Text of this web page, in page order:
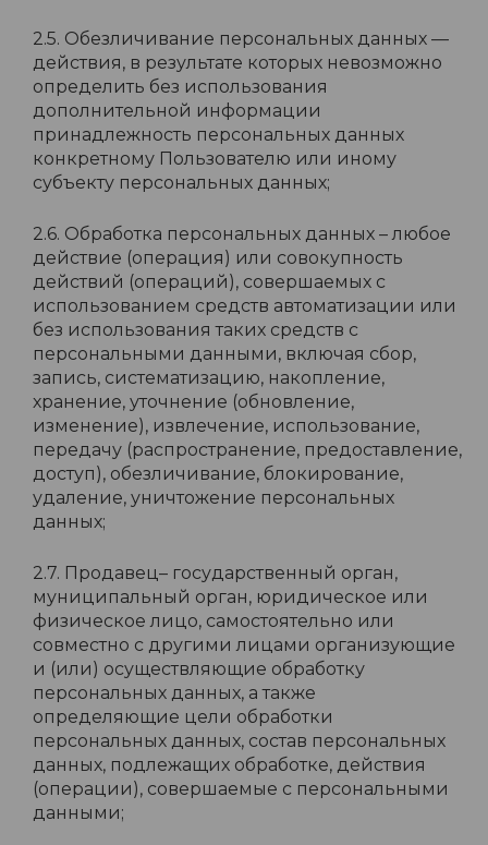
2.5. Обезличивание персональных данных —
действия, в результате которых невозможно
определить без использования
дополнительной информации
принадлежность персональных данных
конкретному Пользователю или иному
субъекту персональных данных;
2.6. Обработка персональных данных – любое
действие (операция) или совокупность
действий (операций), совершаемых с
использованием средств автоматизации или
без использования таких средств с
персональными данными, включая сбор,
запись, систематизацию, накопление,
хранение, уточнение (обновление,
изменение), извлечение, использование,
передачу (распространение, предоставление,
доступ), обезличивание, блокирование,
удаление, уничтожение персональных
данных;
2.7. Продавец– государственный орган,
муниципальный орган, юридическое или
физическое лицо, самостоятельно или
совместно с другими лицами организующие
и (или) осуществляющие обработку
персональных данных, а также
определяющие цели обработки
персональных данных, состав персональных
данных, подлежащих обработке, действия
(операции), совершаемые с персональными
данными;